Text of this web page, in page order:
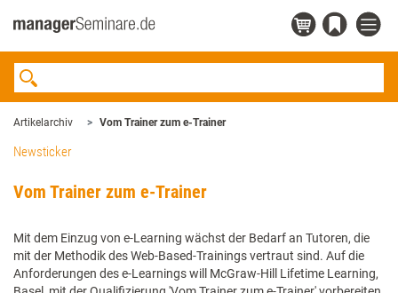
Artikelarchiv Vom Trainer zum e-Trainer
Newsticker
Vom Trainer zum e-Trainer
Mit dem Einzug von e-Learning wächst der Bedarf an Tutoren, die
mit der Methodik des Web-Based-Trainings vertraut sind. Auf die
Anforderungen des e-Learnings will McGraw-Hill Lifetime Learning,